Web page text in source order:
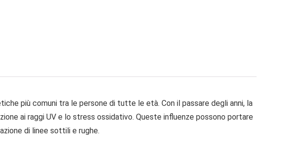
più comuni tra le persone di tutte le età. Con il passare degli anni, la
ai raggi UV e lo stress ossidativo. Queste influenze possono portare
di linee sottili e rughe.